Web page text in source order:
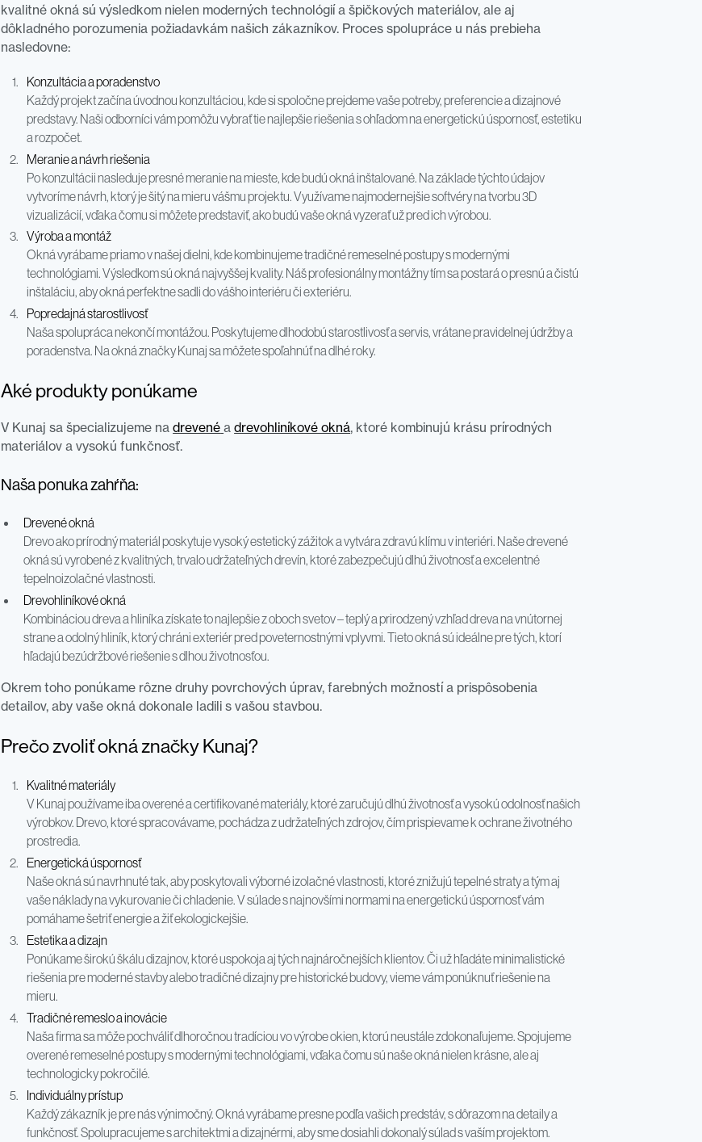
kvalitné okná sú výsledkom nielen moderných technológií a špičkových materiálov, ale aj
dôkladného porozumenia požiadavkám našich zákazníkov. Proces spolupráce u nás prebieha
nasledovne:
Konzultácia a poradenstvo
Každý projekt začína úvodnou konzultáciou, kde si spoločne prejdeme vaše potreby, preferencie a dizajnové
predstavy. Naši odborníci vám pomôžu vybrať tie najlepšie riešenia s ohľadom na energetickú úspornosť, estetiku
a rozpočet.
Meranie a návrh riešenia
Po konzultácii nasleduje presné meranie na mieste, kde budú okná inštalované. Na základe týchto údajov
vytvoríme návrh, ktorý je šitý na mieru vášmu projektu. Využívame najmodernejšie softvéry na tvorbu 3D
vizualizácií, vďaka čomu si môžete predstaviť, ako budú vaše okná vyzerať už pred ich výrobou.
Výroba a montáž
Okná vyrábame priamo v našej dielni, kde kombinujeme tradičné remeselné postupy s modernými
technológiami. Výsledkom sú okná najvyššej kvality. Náš profesionálny montážny tím sa postará o presnú a čistú
inštaláciu, aby okná perfektne sadli do vášho interiéru či exteriéru.
Popredajná starostlivosť
Naša spolupráca nekončí montážou. Poskytujeme dlhodobú starostlivosť a servis, vrátane pravidelnej údržby a
poradenstva. Na okná značky Kunaj sa môžete spoľahnúť na dlhé roky.
Aké produkty ponúkame
V Kunaj sa špecializujeme nadrevené adrevohliníkové okná, ktoré kombinujú krásu prírodných
materiálov a vysokú funkčnosť.
Naša ponuka zahŕňa:
Drevené okná
Drevo ako prírodný materiál poskytuje vysoký estetický zážitok a vytvára zdravú klímu v interiéri. Naše drevené
okná sú vyrobené z kvalitných, trvalo udržateľných drevín, ktoré zabezpečujú dlhú životnosť a excelentné
tepelnoizolačné vlastnosti.
Drevohliníkové okná
Kombináciou dreva a hliníka získate to najlepšie z oboch svetov – teplý a prirodzený vzhľad dreva na vnútornej
strane a odolný hliník, ktorý chráni exteriér pred poveternostnými vplyvmi. Tieto okná sú ideálne pre tých, ktorí
hľadajú bezúdržbové riešenie s dlhou životnosťou.
Okrem toho ponúkame rôzne druhy povrchových úprav, farebných možností a prispôsobenia
detailov, aby vaše okná dokonale ladili s vašou stavbou.
Prečo zvoliť okná značky Kunaj?
Kvalitné materiály
V Kunaj používame iba overené a certifikované materiály, ktoré zaručujú dlhú životnosť a vysokú odolnosť našich
výrobkov. Drevo, ktoré spracovávame, pochádza z udržateľných zdrojov, čím prispievame k ochrane životného
prostredia.
Energetická úspornosť
Naše okná sú navrhnuté tak, aby poskytovali výborné izolačné vlastnosti, ktoré znižujú tepelné straty a tým aj
vaše náklady na vykurovanie či chladenie. V súlade s najnovšími normami na energetickú úspornosť vám
pomáhame šetriť energie a žiť ekologickejšie.
Estetika a dizajn
Ponúkame širokú škálu dizajnov, ktoré uspokoja aj tých najnáročnejších klientov. Či už hľadáte minimalistické
riešenia pre moderné stavby alebo tradičné dizajny pre historické budovy, vieme vám ponúknuť riešenie na
mieru.
Tradičné remeslo a inovácie
Naša firma sa môže pochváliť dlhoročnou tradíciou vo výrobe okien, ktorú neustále zdokonaľujeme. Spojujeme
overené remeselné postupy s modernými technológiami, vďaka čomu sú naše okná nielen krásne, ale aj
technologicky pokročilé.
Individuálny prístup
Každý zákazník je pre nás výnimočný. Okná vyrábame presne podľa vašich predstáv, s dôrazom na detaily a
funkčnosť. Spolupracujeme s architektmi a dizajnérmi, aby sme dosiahli dokonalý súlad s vaším projektom.